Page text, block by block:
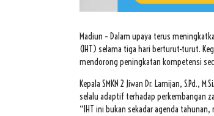
Madiun – Dalam upaya terus
(IHT) selama tiga hari berturut-turut.
mendorong peningkatan kompetensi
Kepala SMKN 2 Jiwan Dr. Lamijan,
selalu adaptif terhadap perkembangan
“IHT ini bukan sekadar agenda